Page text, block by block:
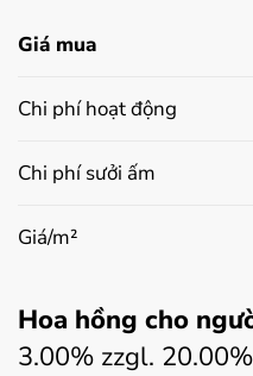
Giá mua
Chi phí hoạt động
Chi phí sưởi ấm
Giá/m²
Hoa hồng cho
3.00% zzgl.